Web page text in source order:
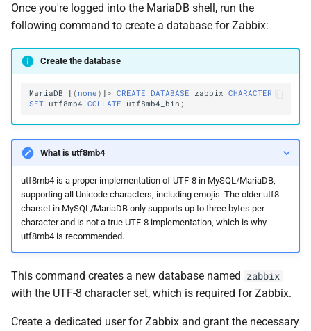
Once you're logged into the MariaDB shell, run the
following command to create a database for Zabbix:
Create the database
MariaDB [ ( none ) ] > CREATE DATABASE zabbix CHARACTER
SET utf8mb4 COLLATE utf8mb4_bin ;
What is utf8mb4
utf8mb4 is a proper implementation of UTF-8 in MySQL/MariaDB,
supporting all Unicode characters, including emojis. The older utf8
charset in MySQL/MariaDB only supports up to three bytes per
character and is not a true UTF-8 implementation, which is why
utf8mb4 is recommended.
This command creates a new database named zabbix
with the UTF-8 character set, which is required for Zabbix.
Create a dedicated user for Zabbix and grant the necessary